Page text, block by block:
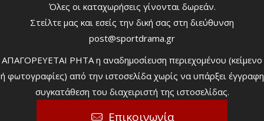
Όλες οι καταχωρήσεις γίνονται δωρεάν.
Στείλτε μας και εσείς την δική σας στη διεύθυνση
post@sportdrama.gr
ΑΠΑΓΟΡΕΥΕΤΑΙ ΡΗΤΑ η αναδημοσίευση περιεχομένου (κείμενο
ή φωτογραφίες) από την ιστοσελίδα χωρίς να υπάρξει έγγραφη
συγκατάθεση του διαχειριστή της ιστοσελίδας.
Επικοινωνία